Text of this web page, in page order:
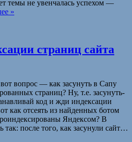
темы не увенчалась успехом —
»
страниц сайта
вопрос — как засунуть в Сапу
страниц? Ну, т.е. засунуть-
код и жди индексации
как отсеять из найденных ботом
Яндексом? В
так: после того, как засунули сайт…